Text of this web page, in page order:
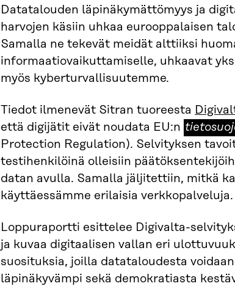
Datatalouden läpinäkymättömyys ja
harvojen käsiin uhkaa eurooppalaisen
Samalla ne tekevät meidät alttiiksi
informaatiovaikuttamiselle, uhkaavat
myös kyberturvallisuutemme.
Tiedot ilmenevät Sitran tuoreesta
että digijätit eivät noudata EU:n
asetusta
Protection Regulation). Selvityksen
testihenkilöinä olleisiin
datan avulla. Samalla jäljitettiin, mitkä
käyttäessämme erilaisia verkkopalveluja.
Loppuraportti esittelee Digivalta-
ja kuvaa digitaalisen vallan eri
suosituksia, joilla datataloudesta
läpinäkyvämpi sekä demokratiasta